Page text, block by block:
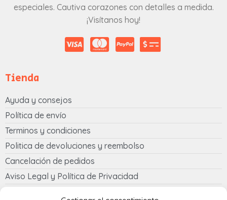
especiales. Cautiva corazones con detalles a medida.
¡Visítanos hoy!
Tienda
Ayuda y consejos
Política de envío
Terminos y condiciones
Politica de devoluciones y reembolso
Cancelación de pedidos
Aviso Legal y Política de Privacidad